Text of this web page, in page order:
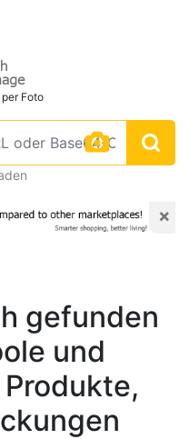
Foto
×
gefunden
und